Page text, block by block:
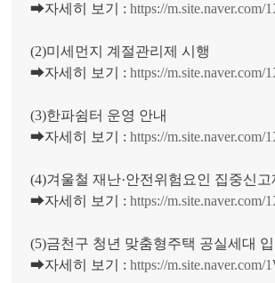
➡자세히 보기 :https://m.site.naver.com/
(2)미세먼지 계절관리제 시행
➡자세히 보기 :https://m.site.naver.com/
(3)한파쉼터 운영 안내
➡자세히 보기 :https://m.site.naver.com/
(4)겨울철 재난·안전위험요인 집중신고
➡자세히 보기 :https://m.site.naver.com/
(5)금천구 청년 맞춤형주택 공실세대
➡자세히 보기 :https://m.site.naver.com/